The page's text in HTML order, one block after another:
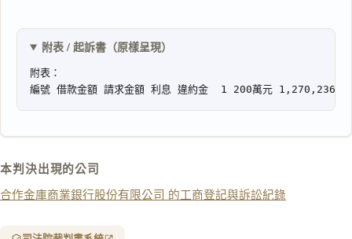
附表 / 起訴書（原樣呈現）
本判決出現的公司
合作金庫商業銀行股份有限公司 的工商登記與訴訟紀錄
複製給 AI
去換行複製